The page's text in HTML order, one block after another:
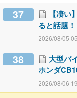
37
【凄
ると話題
2026/08/05
38
大型バ
ホンダ
2026/08/06